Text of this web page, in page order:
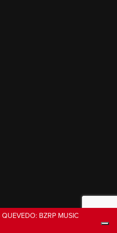
QUEVEDO: BZRP MUSIC